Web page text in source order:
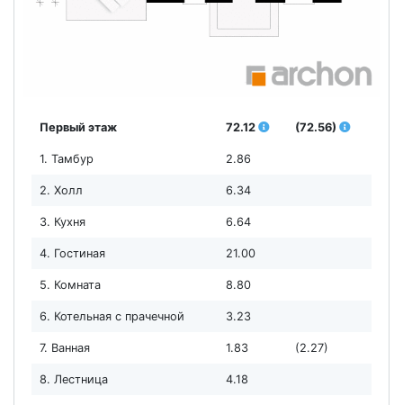
Первый этаж 72.12 (72.56)
1. Тамбур 2.86
2. Холл 6.34
3. Кухня 6.64
4. Гостиная 21.00
5. Комната 8.80
6. Котельная с прачечной 3.23
7. Ванная 1.83 (2.27)
8. Лестница 4.18